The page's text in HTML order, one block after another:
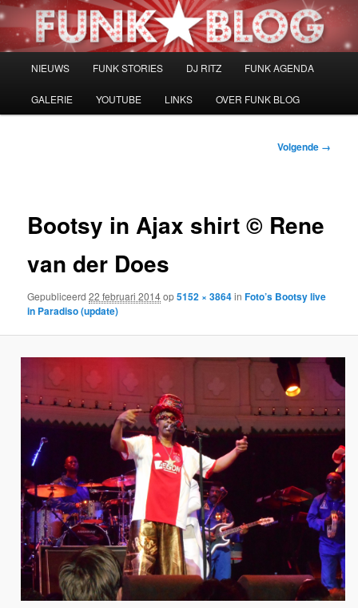
Spring
naar
NIEUWS FUNK STORIES DJ RITZ FUNK AGENDA
GALERIE YOUTUBE LINKS OVER FUNK BLOG
Volgende →
Bootsy in Ajax shirt © Rene
van der Does
Gepubliceerd22 februari 2014op5152 × 3864inFoto’s Bootsy live
in Paradiso (update)